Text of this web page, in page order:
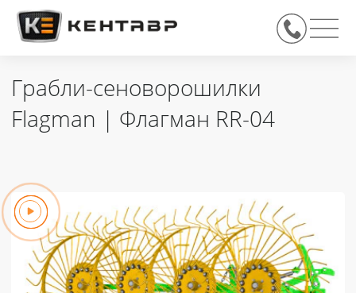
Грабли-сеноворошилки
Flagman | Флагман RR-04